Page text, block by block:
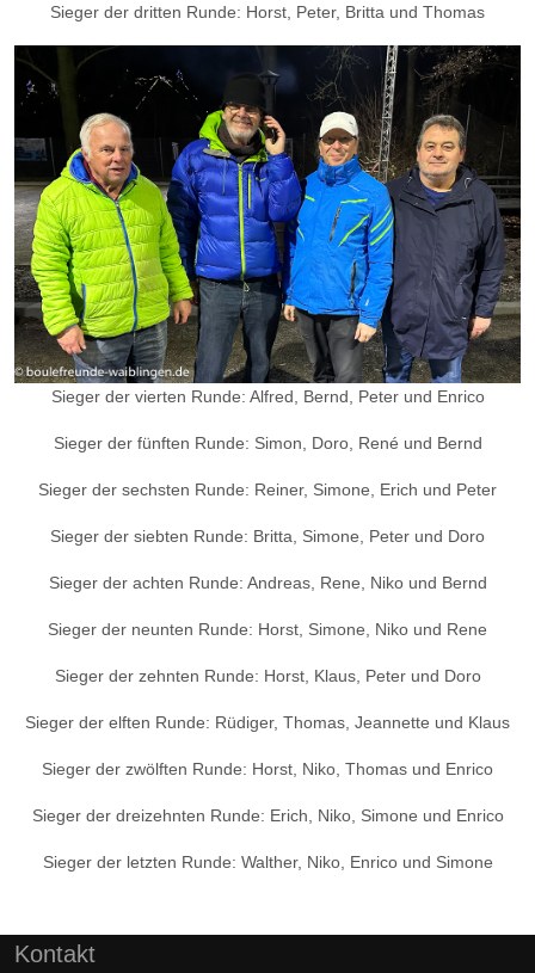
Sieger der dritten Runde: Horst, Peter, Britta und Thomas
Sieger der vierten Runde: Alfred, Bernd, Peter und Enrico
Sieger der fünften Runde: Simon, Doro, René und Bernd
Sieger der sechsten Runde: Reiner, Simone, Erich und Peter
Sieger der siebten Runde: Britta, Simone, Peter und Doro
Sieger der achten Runde: Andreas, Rene, Niko und Bernd
Sieger der neunten Runde: Horst, Simone, Niko und Rene
Sieger der zehnten Runde: Horst, Klaus, Peter und Doro
Sieger der elften Runde: Rüdiger, Thomas, Jeannette und Klaus
Sieger der zwölften Runde: Horst, Niko, Thomas und Enrico
Sieger der dreizehnten Runde: Erich, Niko, Simone und Enrico
Sieger der letzten Runde: Walther, Niko, Enrico und Simone
Kontakt